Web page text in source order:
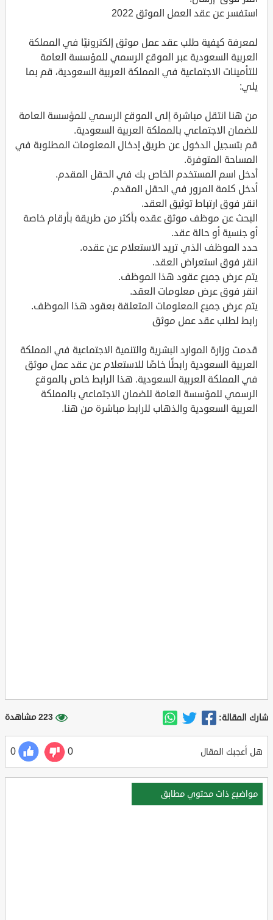
استفسر عن عقد العمل الموثق 2022
لمعرفة كيفية طلب عقد عمل موثق إلكترونيًا في المملكة
العربية السعودية عبر الموقع الرسمي للمؤسسة العامة
للتأمينات الاجتماعية في المملكة العربية السعودية، قم بما
يلي:
من هنا انتقل مباشرة إلى الموقع الرسمي للمؤسسة العامة
للضمان الاجتماعي بالمملكة العربية السعودية.
قم بتسجيل الدخول عن طريق إدخال المعلومات المطلوبة في
المساحة المتوفرة.
أدخل اسم المستخدم الخاص بك في الحقل المقدم.
أدخل كلمة المرور في الحقل المقدم.
انقر فوق ارتباط توثيق العقد.
البحث عن موظف موثق عقده بأكثر من طريقة بأرقام خاصة
أو جنسية أو حالة عقد.
حدد الموظف الذي تريد الاستعلام عن عقده.
انقر فوق استعراض العقد.
يتم عرض جميع عقود هذا الموظف.
انقر فوق عرض معلومات العقد.
يتم عرض جميع المعلومات المتعلقة بعقود هذا الموظف.
رابط لطلب عقد عمل موثق
قدمت وزارة الموارد البشرية والتنمية الاجتماعية في المملكة
العربية السعودية رابطًا خاصًا للاستعلام عن عقد عمل موثق
في المملكة العربية السعودية. هذا الرابط خاص بالموقع
الرسمي للمؤسسة العامة للضمان الاجتماعي بالمملكة
العربية السعودية والذهاب للرابط مباشرة من هنا.
شارك المقالة: 223 مشاهدة
هل أعجبك المقال 0
0
مواضيع ذات محتوي مطابق